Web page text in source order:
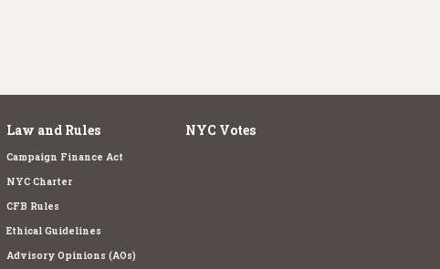
Law and Rules
Campaign Finance Act
NYC Charter
CFB Rules
Ethical Guidelines
Advisory Opinions (AOs)
NYC Votes